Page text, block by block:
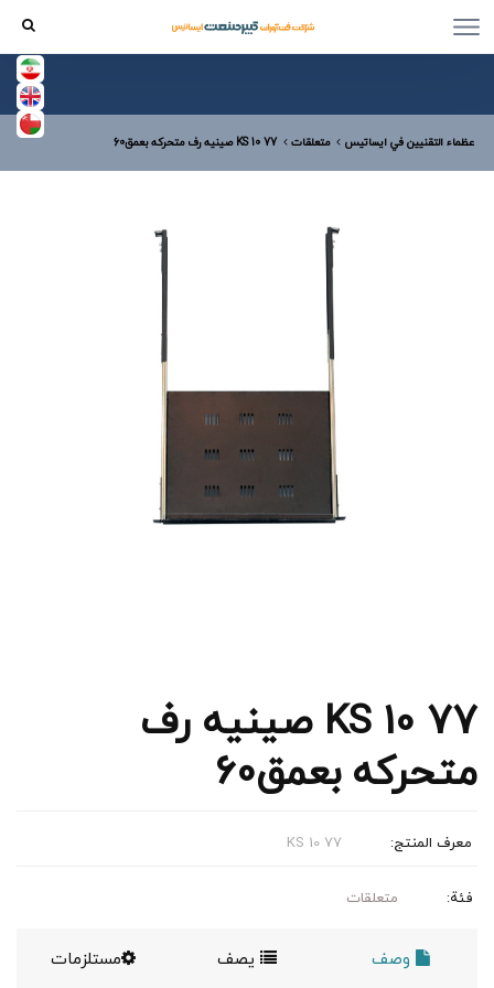
عظماء التقنيين في ایساتیس متعلقات KS 10 77 صینیه رف متحرکه بعمق60
KS 10 77 صینیه رف
متحرکه بعمق60
معرف المنتج: KS 10 77
فئة: متعلقات
وصف يصف مستلزمات